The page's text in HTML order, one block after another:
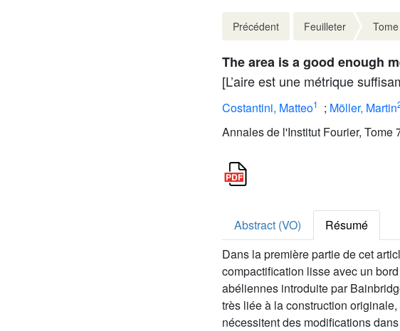
Précédent Feuilleter
The area is a good enough
[L’aire est une métrique
Costantini, Matteo1 ; Möller, Martin
Annales de l'Institut Fourier, Tome
Abstract (VO)
Résumé
Dans la première partie de cet
compactification lisse avec un
abéliennes introduite par
très liée à la construction
nécessitent des modifications